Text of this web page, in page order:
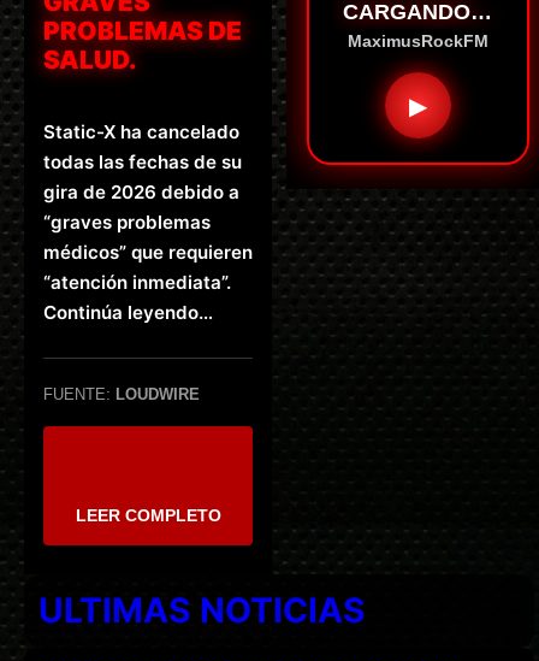
PROBLEMAS DE
SALUD.
Static-X ha cancelado
todas las fechas de su
gira de 2026 debido a
“graves problemas
médicos” que requieren
“atención inmediata”.
Continúa leyendo…
FUENTE: LOUDWIRE
LEER COMPLETO
CARGANDO…
MaximusRockFM
▶
ULTIMAS NOTICIAS